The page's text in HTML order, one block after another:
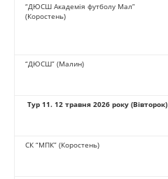
“ДЮСШ Академія футболу Мал”
(Коростень)
“ДЮСШ” (Малин)
Тур 11. 12 травня 2026 року (Вівторок)
СК “МПК” (Коростень)